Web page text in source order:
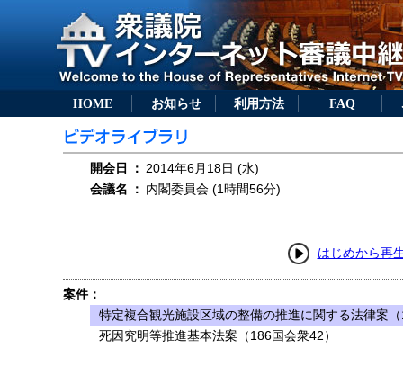
HOME お知らせ 利用方法 FAQ
開会日 ： 2014年6月18日 (水)
会議名
： 内閣委員会 (1時間56分)
はじめから再
案件：
特定複合観光施設区域の整備の推進に関する法律案
死因究明等推進基本法案（186国会衆42）